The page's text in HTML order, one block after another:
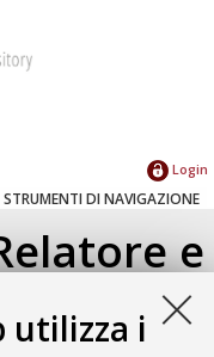
utilizza i
Login
STRUMENTI DI NAVIGAZIONE
e